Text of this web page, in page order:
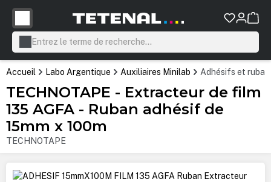
principal
Accueil Labo Argentique Auxiliaires Minilab Adhésifs et
TECHNOTAPE - Extracteur de film
135 AGFA - Ruban adhésif de
15mm x 100m
TECHNOTAPE
Ignorer la galerie d'images